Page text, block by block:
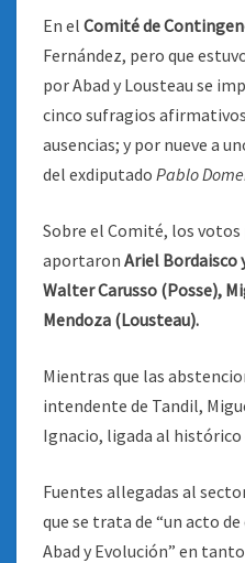
En el Comité de
Fernández, pero que
por Abad y Lousteau se
cinco sufragios
ausencias; y por nueve a
del exdiputado Pablo
Sobre el Comité, los
aportaron Ariel Bordaisco
Walter Carusso (Posse),
Mendoza (Lousteau).
Mientras que las
intendente de Tandil,
Ignacio, ligada al
Fuentes allegadas al
que se trata de “un acto
Abad y Evolución” en